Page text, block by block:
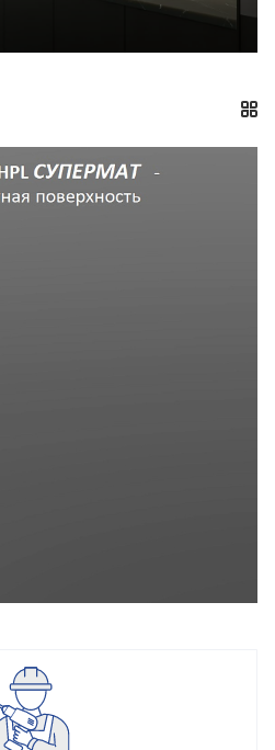
Кухня серая в стиле ЛОФТ